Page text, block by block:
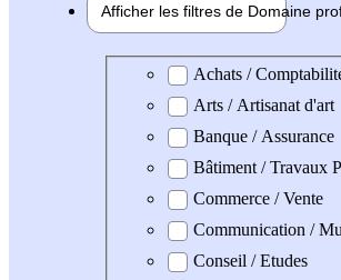
Afficher les filtres de Domaine pro
Domaine professionel
Achats /
Arts / Artisanat d'art
Banque / Assurance
Bâtiment / Travaux
Commerce / Vente
Communication /
Conseil / Etudes